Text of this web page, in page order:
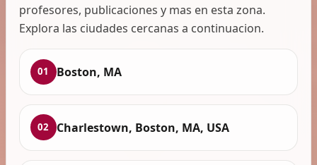
profesores, publicaciones y mas en esta zona.
Explora las ciudades cercanas a continuacion.
01 Boston, MA
02 Charlestown, Boston, MA, USA